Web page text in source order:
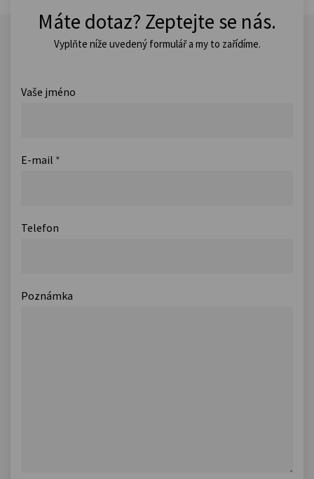
Máte dotaz? Zeptejte se nás.
Vyplňte níže uvedený formulář a my to zařídíme.
Vaše jméno
E-mail *
Telefon
Poznámka